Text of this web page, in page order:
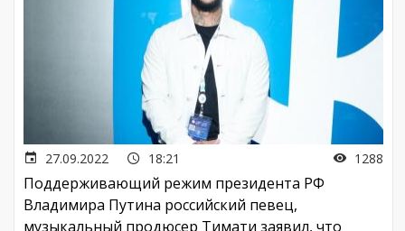
27.09.2022 18:21 1288
Поддерживающий режим президента РФ
Владимира Путина российский певец,
музыкальный продюсер Тимати заявил, что